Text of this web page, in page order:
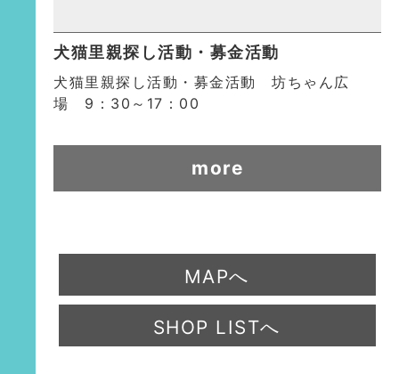
犬猫里親探し活動・募金活動
犬猫里親探し活動・募金活動 坊ちゃん広
場 9：30～17：00
more
MAPへ
SHOP LISTへ